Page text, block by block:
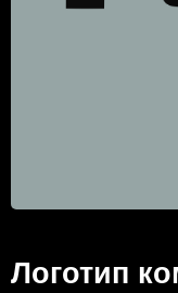
Логотип